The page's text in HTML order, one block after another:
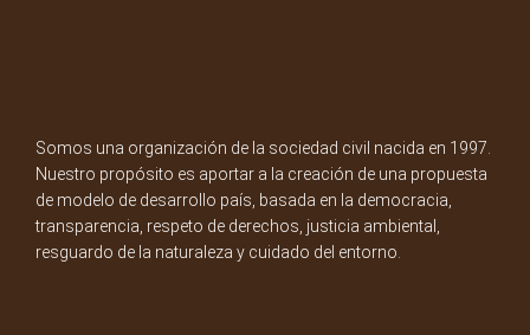
Somos una organización de la sociedad civil nacida en 1997.
Nuestro propósito es aportar a la creación de una propuesta
de modelo de desarrollo país, basada en la democracia,
transparencia, respeto de derechos, justicia ambiental,
resguardo de la naturaleza y cuidado del entorno.